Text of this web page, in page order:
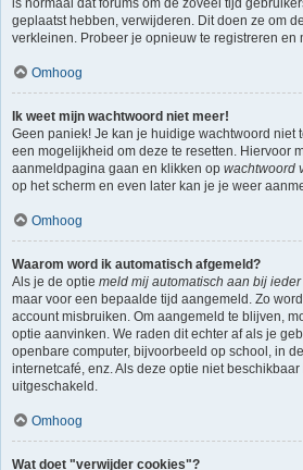
is normaal dat forums om de zoveel tijd
geplaatst hebben, verwijderen. Dit doen ze om
verkleinen. Probeer je opnieuw te registreren en
Omhoog
Ik weet mijn wachtwoord niet meer!
Geen paniek! Je kan je huidige wachtwoord niet
een mogelijkheid om deze te resetten. Hiervoor
aanmeldpagina gaan en klikken op wachtwoord
op het scherm en even later kan je je weer
Omhoog
Waarom word ik automatisch afgemeld?
Als je de optie meld mij automatisch aan bij
maar voor een bepaalde tijd aangemeld. Zo
account misbruiken. Om aangemeld te blijven,
optie aanvinken. We raden dit echter af als je
openbare computer, bijvoorbeeld op school, in
internetcafé, enz. Als deze optie niet
uitgeschakeld.
Omhoog
Wat doet "verwijder cookies"?